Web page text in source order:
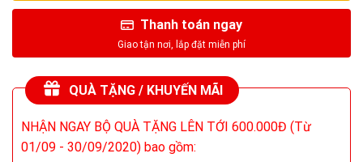
Thanh toán ngay
QUÀ TẶNG / KHUYẾN MÃI
NHẬN NGAY BỘ QUÀ TẶNG LÊN TỚI 600.000Đ (Từ
01/09 - 30/09/2020) bao gồm: